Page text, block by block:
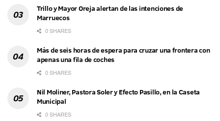
Trillo y Mayor Oreja alertan de las intenciones de
Marruecos
0 SHARES
Más de seis horas de espera para cruzar una frontera con
apenas una fila de coches
0 SHARES
Nil Moliner, Pastora Soler y Efecto Pasillo, en la Caseta
Municipal
0 SHARES